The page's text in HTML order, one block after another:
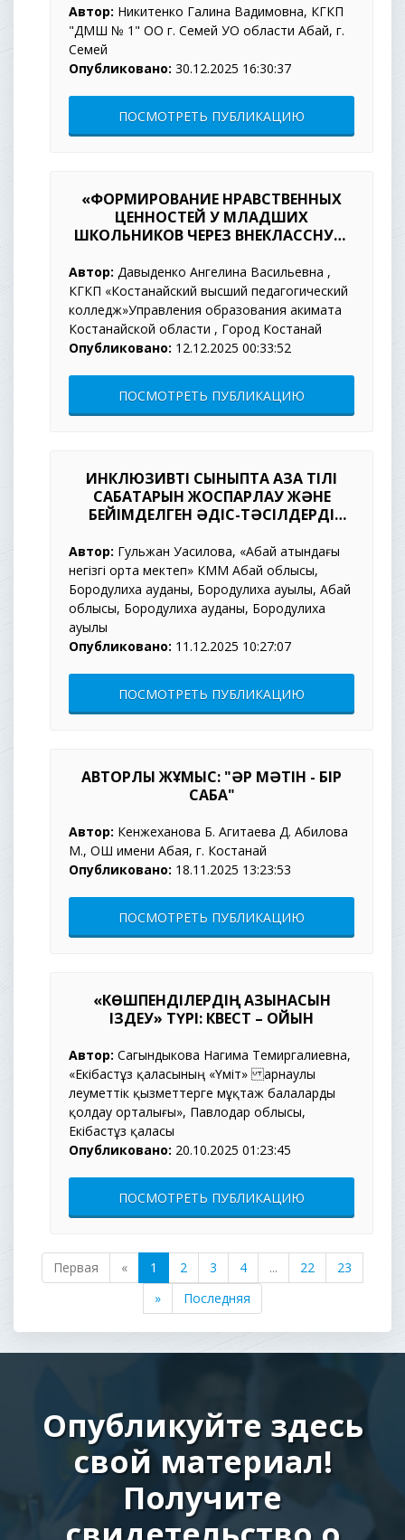
РАБОТЫ ПРЕПОДАВАТЕЛЯ//
Автор: Никитенко Галина Вадимовна, КГКП
"ДМШ № 1" ОО г. Семей УО области Абай, г.
Семей
Опубликовано: 30.12.2025 16:30:37
ПОСМОТРЕТЬ ПУБЛИКАЦИЮ
«ФОРМИРОВАНИЕ НРАВСТВЕННЫХ
ЦЕННОСТЕЙ У МЛАДШИХ
ШКОЛЬНИКОВ ЧЕРЕЗ ВНЕКЛАССНУЮ
Автор: Давыденко Ангелина Васильевна ,
КГКП «Костанайский высший педагогический
колледж»Управления образования акимата
Костанайской области , Город Костанай
Опубликовано: 12.12.2025 00:33:52
ПОСМОТРЕТЬ ПУБЛИКАЦИЮ
ИНКЛЮЗИВТІ СЫНЫПТА ҚАЗАҚ ТІЛІ
САБАҚТАРЫН ЖОСПАРЛАУ ЖӘНЕ
БЕЙІМДЕЛГЕН ӘДІС-ТӘСІЛДЕРДІ
Автор: Гульжан Уасилова, «Абай атындағы
негізгі орта мектеп» КММ Абай облысы,
Бородулиха ауданы, Бородулиха ауылы, Абай
облысы, Бородулиха ауданы, Бородулиха
ауылы
Опубликовано: 11.12.2025 10:27:07
ПОСМОТРЕТЬ ПУБЛИКАЦИЮ
АВТОРЛЫҚ ЖҰМЫС: "ӘР МӘТІН - БІР
САБАҚ"
Автор: Кенжеханова Б. Агитаева Д. Абилова
М., ОШ имени Абая, г. Костанай
Опубликовано: 18.11.2025 13:23:53
ПОСМОТРЕТЬ ПУБЛИКАЦИЮ
«КӨШПЕНДІЛЕРДІҢ ҚАЗЫНАСЫН
ІЗДЕУ» ТҮРІ: КВЕСТ – ОЙЫН
Автор: Сагындыкова Нагима Темиргалиевна,
«Екібастұз қаласының «Үміт» арнаулы
әлеуметтік қызметтерге мұқтаж балаларды
қолдау орталығы», Павлодар облысы,
Екібастұз қаласы
Опубликовано: 20.10.2025 01:23:45
ПОСМОТРЕТЬ ПУБЛИКАЦИЮ
Первая « 1 2 3 4 ... 22
23
»
Последняя
Опубликуйте здесь
свой материал!
Получите